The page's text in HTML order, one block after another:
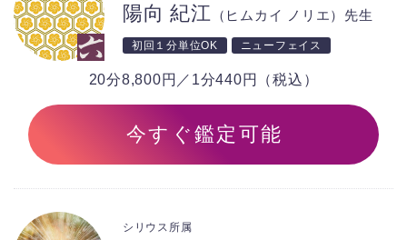
陽向 紀江 （ヒムカイ ノリエ）先生
初回１分単位OK ニューフェイス
20分8,800円／1分440円（税込）
今すぐ鑑定可能
シリウス所属